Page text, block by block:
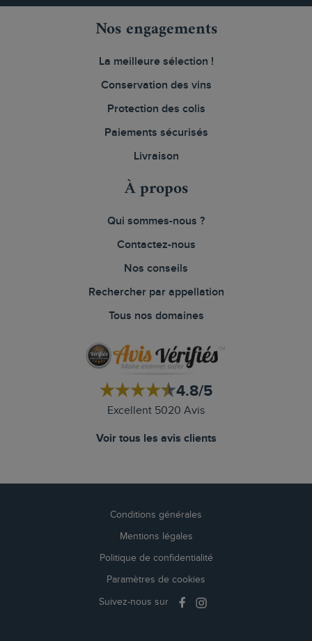
Nos engagements
La meilleure sélection !
Conservation des vins
Protection des colis
Paiements sécurisés
Livraison
À propos
Qui sommes-nous ?
Contactez-nous
Nos conseils
Rechercher par appellation
Tous nos domaines
4.8/5
Excellent 5020 Avis
Voir tous les avis clients
Conditions générales
Mentions légales
Politique de confidentialité
Paramètres de cookies
Suivez-nous sur